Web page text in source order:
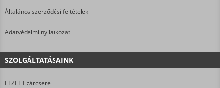
Általános szerződési feltételek
Adatvédelmi nyilatkozat
SZOLGÁLTATÁSAINK
ELZETT zárcsere